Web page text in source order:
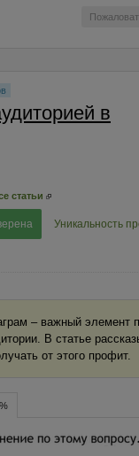
в
статьи
Уникальность
– важный элемент
В статье
от этого профит.